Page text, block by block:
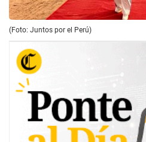
(Foto: Juntos por el Perú)